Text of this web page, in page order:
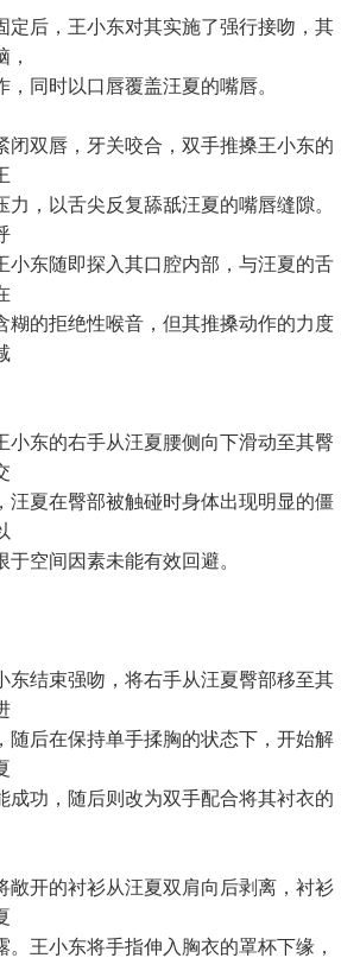
后，王小东对其实施了强行接吻，其
，
，同时以口唇覆盖汪夏的嘴唇。
双唇，牙关咬合，双手推搡王小东的
力，以舌尖反复舔舐汪夏的嘴唇缝隙。
小东随即探入其口腔内部，与汪夏的舌
糊的拒绝性喉音，但其推搡动作的力度
东的右手从汪夏腰侧向下滑动至其臀
汪夏在臀部被触碰时身体出现明显的僵
于空间因素未能有效回避。
结束强吻，将右手从汪夏臀部移至其
随后在保持单手揉胸的状态下，开始解
成功，随后则改为双手配合将其衬衣的
开的衬衫从汪夏双肩向后剥离，衬衫
。王小东将手指伸入胸衣的罩杯下缘，